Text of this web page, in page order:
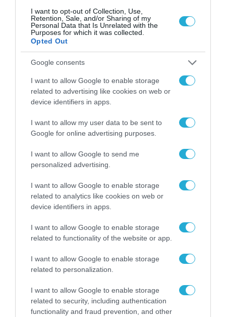
I want to opt-out of Collection, Use,
Retention, Sale, and/or Sharing of my
Personal Data that Is Unrelated with the
Purposes for which it was collected.
Opted Out
Google consents
I want to allow Google to enable storage
related to advertising like cookies on web or
device identifiers in apps.
I want to allow my user data to be sent to
Google for online advertising purposes.
I want to allow Google to send me
personalized advertising.
I want to allow Google to enable storage
related to analytics like cookies on web or
device identifiers in apps.
I want to allow Google to enable storage
related to functionality of the website or app.
I want to allow Google to enable storage
related to personalization.
I want to allow Google to enable storage
related to security, including authentication
functionality and fraud prevention, and other
Η πρώτη ευθεία παρέμβαση του Πεκίνου στην κρίση
των δυτικών Βαλκανίων
30.05.2023 | 09:21
Βίντεο: Πώς ξεκίνησαν οι συγκρούσεις στο
Κόσοβο – ΝΑΤΟϊκοί και Κοσοβάροι
χτύπησαν αναίτια καθήμενους Σέρβους
Oι Σέρβοι διαμαρτυρόντουσαν ειρηνικά